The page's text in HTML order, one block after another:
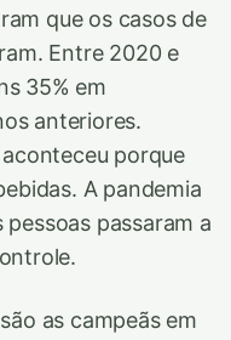
que os casos de
Entre 2020 e
35% em
anteriores.
porque
A pandemia
passaram a
as campeãs em